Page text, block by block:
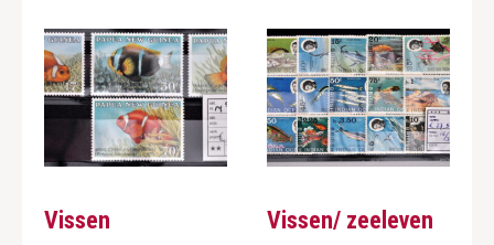
Vissen
Vissen/ zeeleven